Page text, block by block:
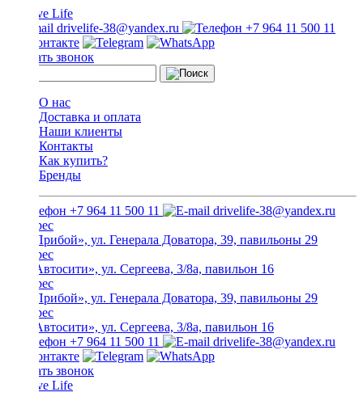
drivelife-38@yandex.ru +7 964 11 500 11
Заказать звонок
О нас
Доставка и оплата
Наши клиенты
Контакты
Как купить?
Бренды
+7 964 11 500 11 drivelife-38@yandex.ru
ТЦ «Прибой», ул. Генерала Доватора, 39, павильоны 29
ТЦ «Автосити», ул. Сергеева, 3/8а, павильон 16
ТЦ «Прибой», ул. Генерала Доватора, 39, павильоны 29
ТЦ «Автосити», ул. Сергеева, 3/8а, павильон 16
+7 964 11 500 11
drivelife-38@yandex.ru
Заказать звонок